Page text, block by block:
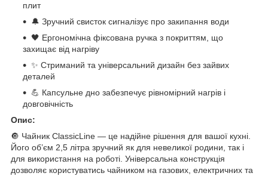
плит
🔔 Зручний свисток сигналізує про закипання води
🖤 Ергономічна фіксована ручка з покриттям, що
захищає від нагріву
✨ Стриманий та універсальний дизайн без зайвих
деталей
💪 Капсульне дно забезпечує рівномірний нагрів і
довговічність
Опис:
🔘 Чайник ClassicLine — це надійне рішення для вашої кухні.
Його об’єм 2,5 літра зручний як для невеликої родини, так і
для використання на роботі. Універсальна конструкція
дозволяє користуватись чайником на газових, електричних та